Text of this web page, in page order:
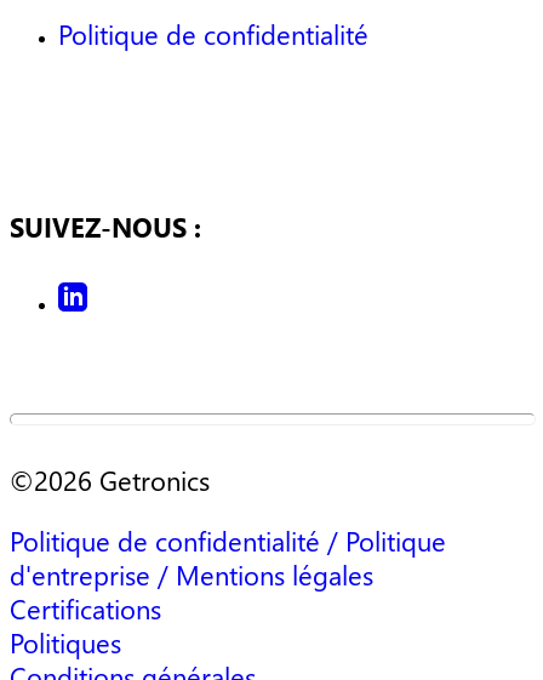
Politique de confidentialité
SUIVEZ-NOUS :
©2026 Getronics
Politique de confidentialité / Politique
d'entreprise / Mentions légales
Certifications
Politiques